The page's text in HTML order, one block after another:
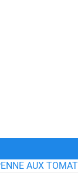
AUX